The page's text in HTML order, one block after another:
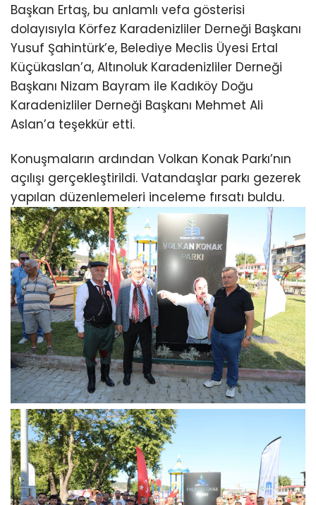
Başkan Ertaş, bu anlamlı vefa gösterisi
dolayısıyla Körfez Karadenizliler Derneği Başkanı
Yusuf Şahintürk’e, Belediye Meclis Üyesi Ertal
Küçükaslan’a, Altınoluk Karadenizliler Derneği
Başkanı Nizam Bayram ile Kadıköy Doğu
Karadenizliler Derneği Başkanı Mehmet Ali
Aslan’a teşekkür etti.
Konuşmaların ardından Volkan Konak Parkı’nın
açılışı gerçekleştirildi. Vatandaşlar parkı gezerek
yapılan düzenlemeleri inceleme fırsatı buldu.